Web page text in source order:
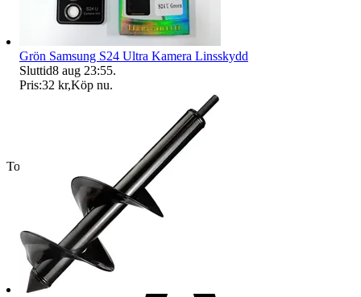
Toppsäljare
Grön Samsung S24 Ultra Kamera Linsskydd
Sluttid8 aug 23:55.
Pris:32 kr,Köp nu.